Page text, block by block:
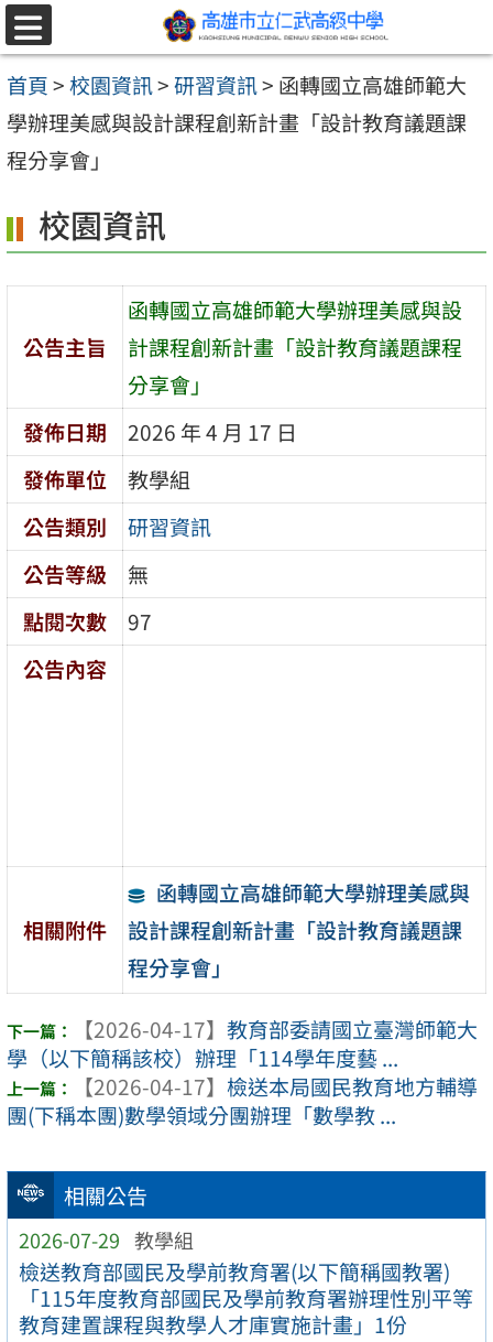
跳至主要內容區
選
單
首頁>校園資訊>研習資訊> 函轉國立高雄師範大
學辦理美感與設計課程創新計畫「設計教育議題課
程分享會」
相關公告
2026-07-29 教學組
檢送教育部國民及學前教育署(以下簡稱國教署)
「115年度教育部國民及學前教育署辦理性別平等
教育建置課程與教學人才庫實施計畫」1份
校園資訊
公告主旨
函轉國立高雄師範大學辦理美感與設
計課程創新計畫「設計教育議題課程
分享會」
發佈日期
2026 年 4 月 17 日
發佈單位
教學組
公告類別
研習資訊
公告等級
無
點閱次數
97
公告內容
相關附件
函轉國立高雄師範大學辦理美感與
設計課程創新計畫「設計教育議題課
程分享會」
【2026-04-17】 教育部委請國立臺灣師範大
學（以下簡稱該校）辦理「114學年度藝 ...
【2026-04-17】 檢送本局國民教育地方輔導
團(下稱本團)數學領域分團辦理「數學教 ...